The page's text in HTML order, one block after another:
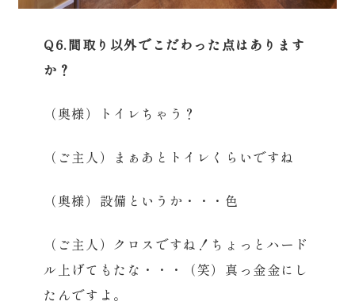
Q6.間取り以外でこだわった点はあります
か？
（奥様）トイレちゃう？
（ご主人）まぁあとトイレくらいですね
（奥様）設備というか・・・色
（ご主人）クロスですね！ちょっとハード
ル上げてもたな・・・（笑）真っ金金にし
たんですよ。